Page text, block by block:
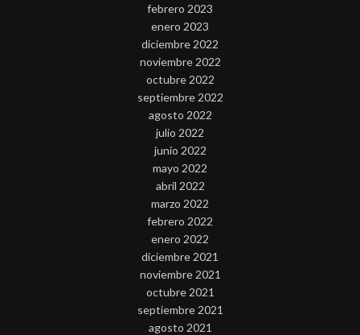
febrero 2023
enero 2023
diciembre 2022
noviembre 2022
octubre 2022
septiembre 2022
agosto 2022
julio 2022
junio 2022
mayo 2022
abril 2022
marzo 2022
febrero 2022
enero 2022
diciembre 2021
noviembre 2021
octubre 2021
septiembre 2021
agosto 2021